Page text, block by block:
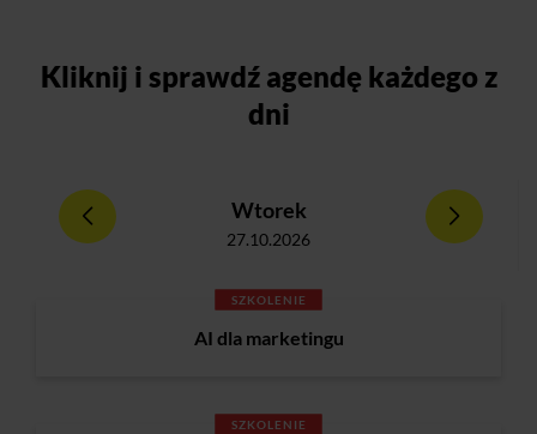
Kliknij i sprawdź agendę każdego z
dni
Wtorek
27.10.2026
SZKOLENIE
AI dla marketingu
SZKOLENIE